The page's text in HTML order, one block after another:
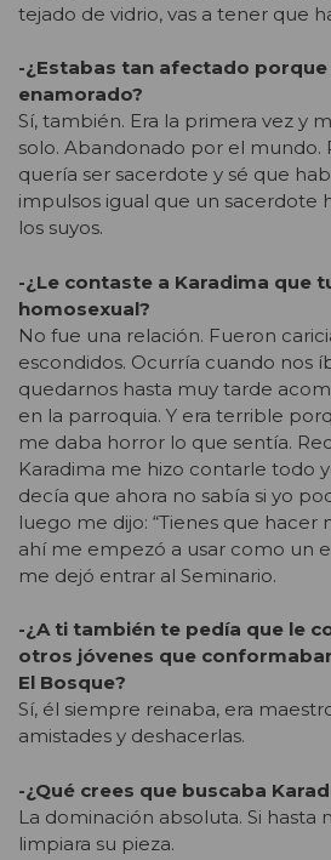
tejado de vidrio, vas a tener que
-¿Estabas tan afectado porque
enamorado?
Sí, también. Era la primera vez y
solo. Abandonado por el mundo.
quería ser sacerdote y sé que
impulsos igual que un sacerdote
los suyos.
-¿Le contaste a Karadima que
homosexual?
No fue una relación. Fueron
escondidos. Ocurría cuando nos
quedarnos hasta muy tarde
en la parroquia. Y era terrible
me daba horror lo que sentía.
Karadima me hizo contarle todo
decía que ahora no sabía si yo
luego me dijo: “Tienes que hacer
ahí me empezó a usar como un
me dejó entrar al Seminario.
-¿A ti también te pedía que le
otros jóvenes que
El Bosque?
Sí, él siempre reinaba, era
amistades y deshacerlas.
-¿Qué crees que buscaba
La dominación absoluta. Si hasta
limpiara su pieza.